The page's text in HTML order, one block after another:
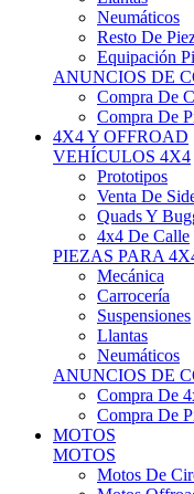
Neumáticos
Resto De
Equipación
ANUNCIOS DE
Compra De
Compra De
4X4 Y OFFROAD
VEHÍCULOS 4X4
Prototipos
Venta De
Quads Y
4x4 De Calle
PIEZAS PARA
Mecánica
Carrocería
Suspensiones
Llantas
Neumáticos
ANUNCIOS DE
Compra De
Compra De
MOTOS
MOTOS
Motos De